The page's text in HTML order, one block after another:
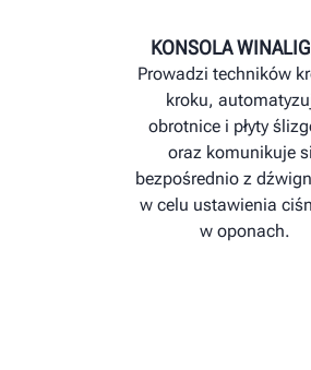
KONSOLA
Prowadzi techników
kroku,
obrotnice i płyty
oraz komunikuje
bezpośrednio z
w celu ustawienia
w oponach.